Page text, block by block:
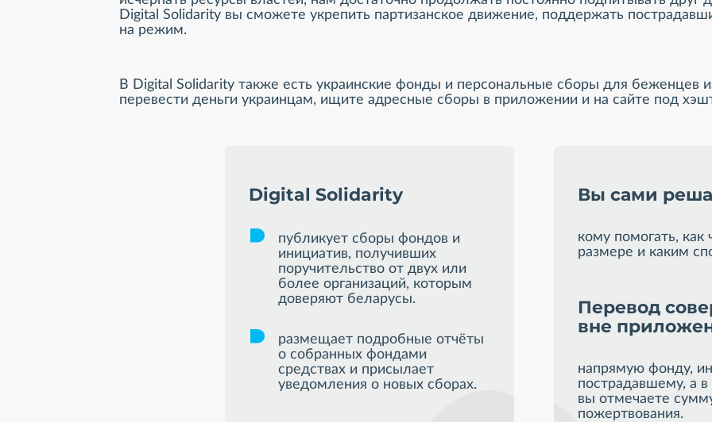
Digital Solidarity вы сможете укрепить партизанское движение, поддержать
на режим.
В Digital Solidarity также есть украинские фонды и персональные сборы для беженцев
перевести деньги украинцам, ищите адресные сборы в приложении и на сайте под
Digital Solidarity
публикует сборы фондов и
инициатив, получивших
поручительство от двух или
более организаций, которым
доверяют беларусы.
размещает подробные отчёты
о собранных фондами
средствах и присылает
уведомления о новых сборах.
Вы сами
кому помогать, как
размере и каким
Перевод
вне
напрямую фонду,
пострадавшему, а
вы отмечаете
пожертвования.